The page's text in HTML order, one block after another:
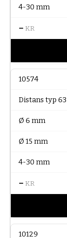
4-30 mm
– KR
10574
Distans typ 63
Ø 6 mm
Ø 15 mm
4-30 mm
– KR
10129